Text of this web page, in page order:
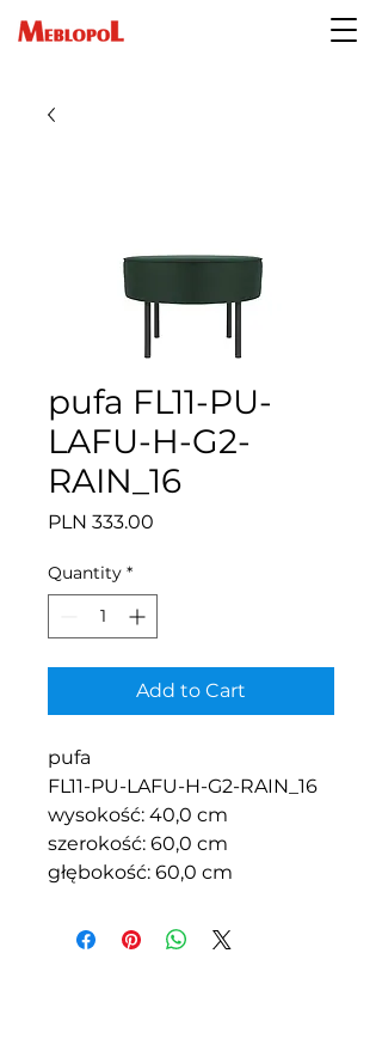
pufa FL11-PU-
LAFU-H-G2-
RAIN_16
PLN 333.00
Quantity *
Add to Cart
pufa
FL11-PU-LAFU-H-G2-RAIN_16
wysokość: 40,0 cm
szerokość: 60,0 cm
głębokość: 60,0 cm